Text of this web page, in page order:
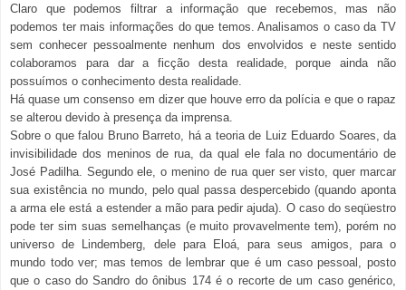
Claro que podemos filtrar a informação que recebemos, mas não
podemos ter mais informações do que temos. Analisamos o caso da TV
sem conhecer pessoalmente nenhum dos envolvidos e neste sentido
colaboramos para dar a ficção desta realidade, porque ainda não
possuímos o conhecimento desta realidade.
Há quase um consenso em dizer que houve erro da polícia e que o rapaz
se alterou devido à presença da imprensa.
Sobre o que falou Bruno Barreto, há a teoria de Luiz Eduardo Soares, da
invisibilidade dos meninos de rua, da qual ele fala no documentário de
José Padilha. Segundo ele, o menino de rua quer ser visto, quer marcar
sua existência no mundo, pelo qual passa despercebido (quando aponta
a arma ele está a estender a mão para pedir ajuda). O caso do seqüestro
pode ter sim suas semelhanças (e muito provavelmente tem), porém no
universo de Lindemberg, dele para Eloá, para seus amigos, para o
mundo todo ver; mas temos de lembrar que é um caso pessoal, posto
que o caso do Sandro do ônibus 174 é o recorte de um caso genérico,